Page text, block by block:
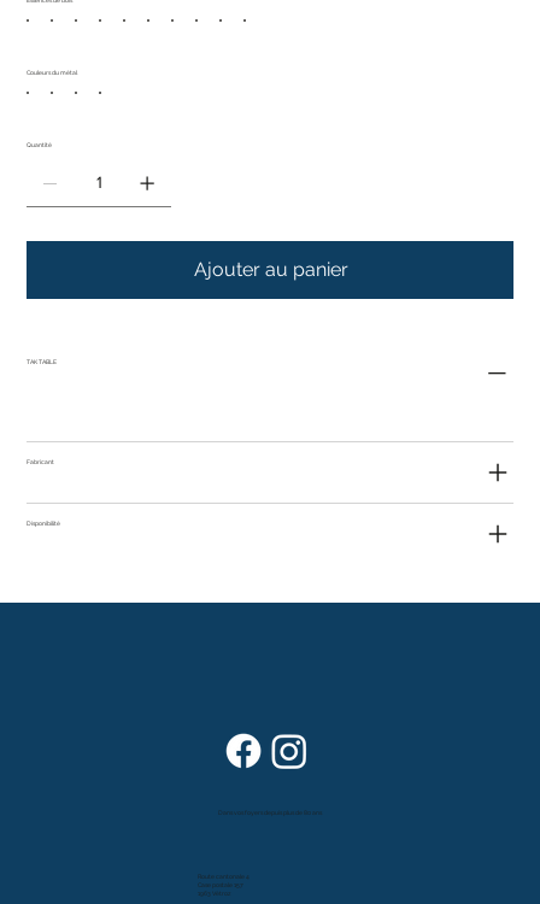
Couleurs du métal
Quantité
Ajouter au panier
TAK TABLE
Fabricant
Disponibilité
Route cantonale 4
Case postale 157
1963 Vétroz
Dans vos foyers depuis plus de 80 ans